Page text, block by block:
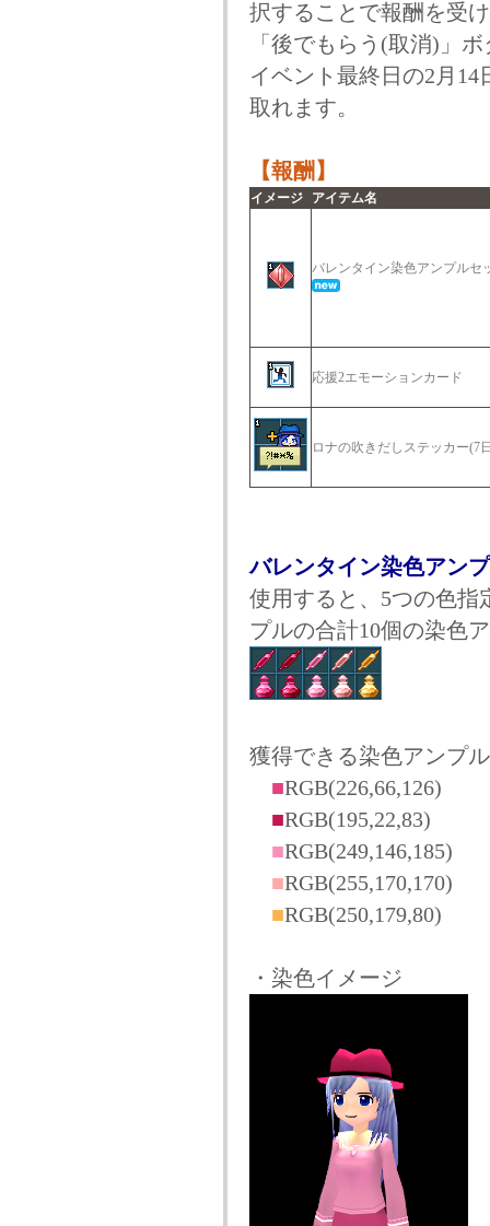
択することで報酬を受
「後でもらう(取消)」
イベント最終日の2月
取れます。
【報酬】
イメージ アイテム名
バレンタイン染色アンプル
応援2エモーションカード
ロナの吹きだしステッカー(7
バレンタイン染色アン
使用すると、5つの色指
プルの合計10個の染色
獲得できる染色アンプ
■RGB(226,66,126)
■RGB(195,22,83)
■RGB(249,146,185)
■RGB(255,170,170)
■RGB(250,179,80)
・染色イメージ